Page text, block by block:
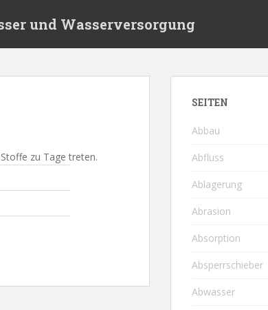
und Wasserversorgung
zu Tage treten.
SEITEN
Abbau
Abfluss
Ablagerung
Abrasion
Absorption
Absperrschieber
Abwasser